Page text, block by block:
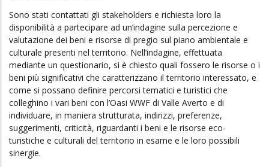
Sono stati contattati gli stakeholders e richiesta loro la
disponibilità a partecipare ad un’indagine sulla percezione e
valutazione dei beni e risorse di pregio sul piano ambientale e
culturale presenti nel territorio. Nell’indagine, effettuata
mediante un questionario, si è chiesto quali fossero le risorse o i
beni più significativi che caratterizzano il territorio interessato, e
come si possano definire percorsi tematici e turistici che
colleghino i vari beni con l’Oasi WWF di Valle Averto e di
individuare, in maniera strutturata, indirizzi, preferenze,
suggerimenti, criticità, riguardanti i beni e le risorse eco-
turistiche e culturali del territorio in esame e le loro possibili
sinergie.